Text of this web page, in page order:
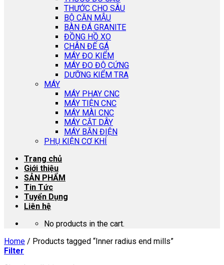
THƯỚC CHO SÂU
BỘ CĂN MẪU
BÀN ĐÁ GRANITE
ĐỒNG HỒ XO
CHÂN ĐẾ GÁ
MÁY ĐO KIỂM
MÁY ĐO ĐỘ CỨNG
DƯỠNG KIỂM TRA
MÁY
MÁY PHAY CNC
MÁY TIỆN CNC
MÁY MÀI CNC
MÁY CẮT DÂY
MÁY BẮN ĐIỆN
PHỤ KIỆN CƠ KHÍ
Trang chủ
Giới thiệu
SẢN PHẨM
Tin Tức
Tuyển Dụng
Liên hệ
No products in the cart.
Home / Products tagged “Inner radius end mills”
Filter